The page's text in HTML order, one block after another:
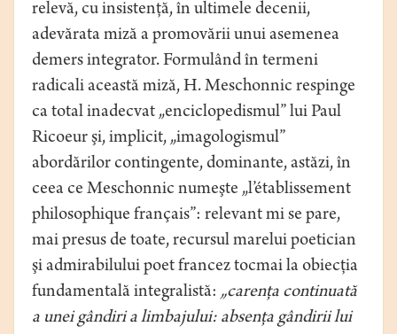
relevă, cu insistenţă, în ultimele decenii,
adevărata miză a promovării unui asemenea
demers integrator. Formulând în termeni
radicali această miză, H. Meschonnic respinge
ca total inadecvat „enciclopedismul” lui Paul
Ricoeur şi, implicit, „imagologismul”
abordărilor contingente, dominante, astăzi, în
ceea ce Meschonnic numeşte „l’établissement
philosophique français”: relevant mi se pare,
mai presus de toate, recursul marelui poetician
şi admirabilului poet francez tocmai la obiecţia
fundamentală integralistă:„carenţa continuată
a unei gândiri a limbajului: absenţa gândirii lui